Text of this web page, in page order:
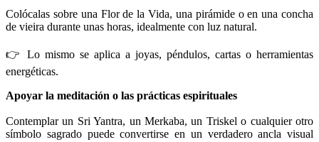
Colócalas sobre una Flor de la Vida, una pirámide o en una concha
de vieira durante unas horas, idealmente con luz natural.
👉 Lo mismo se aplica a joyas, péndulos, cartas o herramientas
energéticas.
Apoyar la meditación o las prácticas espirituales
Contemplar un Sri Yantra, un Merkaba, un Triskel o cualquier otro
símbolo sagrado puede convertirse en un verdadero ancla visual